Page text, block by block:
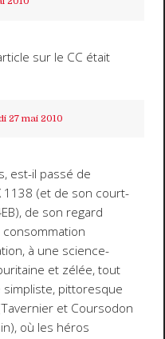
sur le CC était
27 mai 2010
est-il passé de
1138 (et de son court-
de son regard
à une science-
et zélée, tout
simpliste, pittoresque
et Coursodon
où les héros